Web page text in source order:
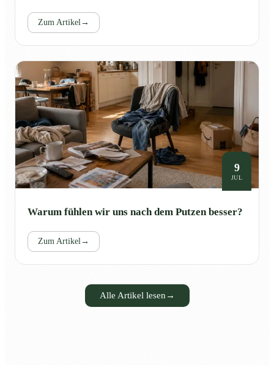
Zum Artikel→
9
JUL
Warum fühlen wir uns nach dem Putzen besser?
Zum Artikel→
Alle Artikel lesen →